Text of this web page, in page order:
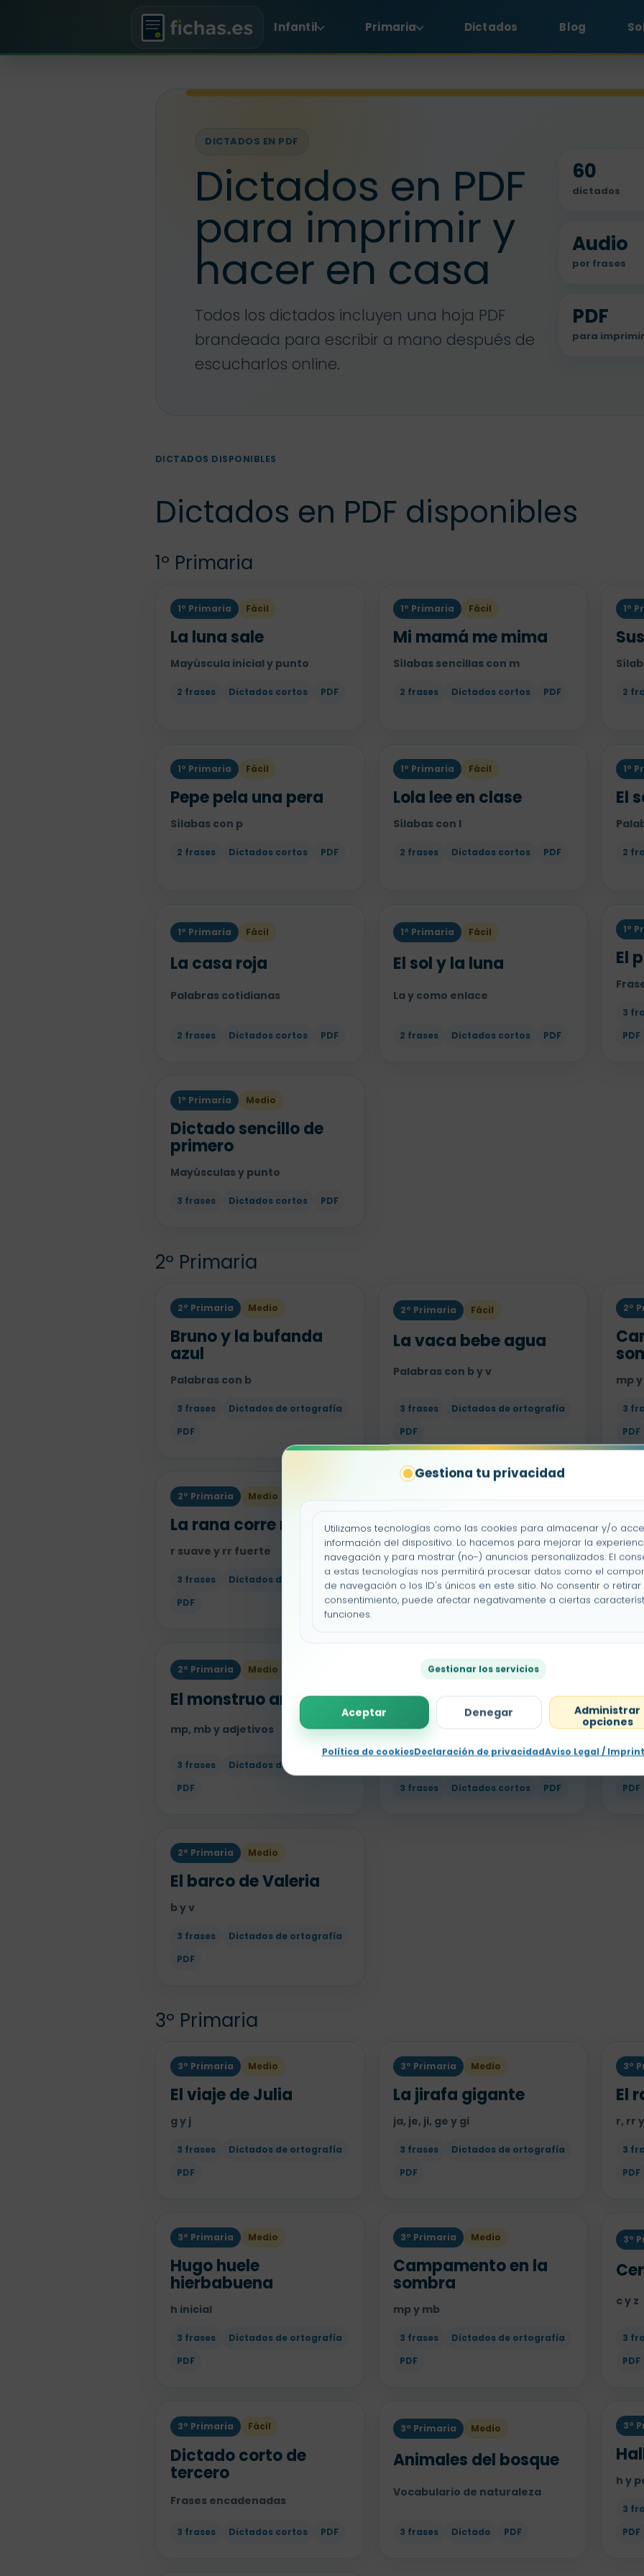
Gestiona tu privacidad
Utilizamos tecnologías como las cookies para almacenar y/o
información del dispositivo. Lo hacemos para mejorar la
navegación y para mostrar (no-) anuncios personalizados. El
a estas tecnologías nos permitirá procesar datos como el
de navegación o los ID's únicos en este sitio. No consentir o retirar
consentimiento, puede afectar negativamente a ciertas
funciones.
Gestionar los servicios
Aceptar Denegar
Administrar
opciones
Política de cookiesDeclaración de privacidadAviso Legal / Imprint
Infantil Primaria Dictados Blog
DICTADOS EN PDF
Dictados en PDF
para imprimir y
hacer en casa
Todos los dictados incluyen una hoja PDF
brandeada para escribir a mano después de
escucharlos online.
60
dictados
Audio
por frases
PDF
para imprimir
DICTADOS DISPONIBLES
Dictados en PDF disponibles
1º Primaria
1º Primaria Fácil
La luna sale
Mayúscula inicial y punto
2 frases Dictados cortos PDF
1º Primaria Fácil
Mi mamá me mima
Sílabas sencillas con m
2 frases Dictados cortos PDF
1º
2
1º Primaria Fácil
Pepe pela una pera
Sílabas con p
2 frases Dictados cortos PDF
1º Primaria Fácil
Lola lee en clase
Sílabas con l
2 frases Dictados cortos PDF
1º
El
2
1º Primaria Fácil
La casa roja
Palabras cotidianas
2 frases Dictados cortos PDF
1º Primaria Fácil
El sol y la luna
La y como enlace
2 frases Dictados cortos PDF
1º
El
3
PDF
1º Primaria Medio
Dictado sencillo de
primero
Mayúsculas y punto
3 frases Dictados cortos PDF
2º Primaria
2º Primaria Medio
Bruno y la bufanda
azul
Palabras con b
3 frases
Dictados de ortografía
PDF
2º Primaria Fácil
La vaca bebe agua
Palabras con b y v
3 frases
Dictados de ortografía
PDF
2º
mp
3
PDF
2º Primaria Medio
La rana corre rápido
r suave y rr fuerte
3 frases
Dictados de ortografía
PDF
El perro de Ramón
r, rr y nombres propios
3 frases
Dictados de ortografía
PDF
3
2º Primaria Medio
El monstruo amable
mp, mb y adjetivos
3 frases
Dictados divertidos
PDF
2º Primaria Fácil
Dictado corto de
segundo
Frases breves
3 frases Dictados cortos PDF
PDF
2º Primaria Medio
El barco de Valeria
b y v
3 frases
Dictados de ortografía
PDF
3º Primaria
3º Primaria Medio
El viaje de Julia
g y j
3 frases
Dictados de ortografía
PDF
3º Primaria Medio
La jirafa gigante
ja, je, ji, ge y gi
3 frases
Dictados de ortografía
PDF
3º
El
r, rr
3
PDF
3º Primaria Medio
Hugo huele
hierbabuena
h inicial
3 frases
Dictados de ortografía
PDF
3º Primaria Medio
Campamento en la
sombra
mp y mb
3 frases
Dictados de ortografía
PDF
3º
c y z
3
PDF
3º Primaria Fácil
Dictado corto de
tercero
Frases encadenadas
3 frases Dictados cortos PDF
3º Primaria Medio
Animales del bosque
Vocabulario de naturaleza
3 frases Dictado PDF
3º
h y
3
PDF